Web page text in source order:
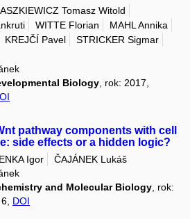
Tomasz Witold
WITTE Florian
MAHL Annika
KREJČÍ Pavel
STRICKER Sigmar
Biology , rok: 2017,
pathway components with cell
side effects or a hidden logic?
Igor
ČAJÁNEK Lukáš
and Molecular Biology , rok:
DOI